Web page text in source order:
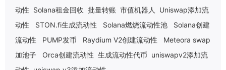
动性 Solana租金回收 批量转账 市值机器人
Uniswap添加流
动性
STON.fi生成流动性 Solana燃烧流动性池
Solana创建
流动性
PUMP发币 Raydium V2创建流动性
Meteora swap
加池子
Orca创建流动性 生成流动性代币 uniswapv2添加流